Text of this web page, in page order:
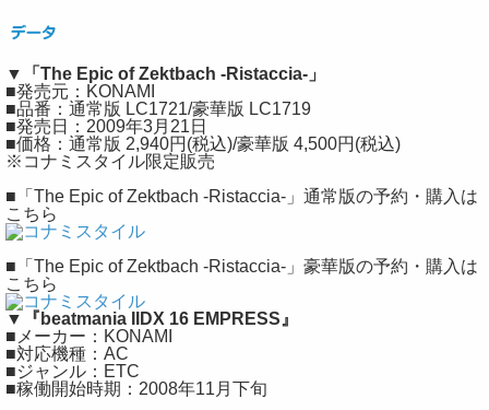
▼「The Epic of Zektbach -Ristaccia-」
■発売元：KONAMI
■品番：通常版 LC1721/豪華版 LC1719
■発売日：2009年3月21日
■価格：通常版 2,940円(税込)/豪華版 4,500円(税込)
※コナミスタイル限定販売
■「The Epic of Zektbach -Ristaccia-」通常版の予約・購入は
こちら
■「The Epic of Zektbach -Ristaccia-」豪華版の予約・購入は
こちら
▼『beatmania IIDX 16 EMPRESS』
■メーカー：KONAMI
■対応機種：AC
■ジャンル：ETC
■稼働開始時期：2008年11月下旬